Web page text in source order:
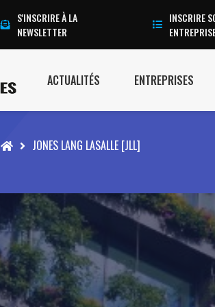
S'INSCRIRE À LA
NEWSLETTER
INSCRIRE
ACTUALITÉS ENTREPRISES
Accueil JONES LANG LASALLE [JLL]